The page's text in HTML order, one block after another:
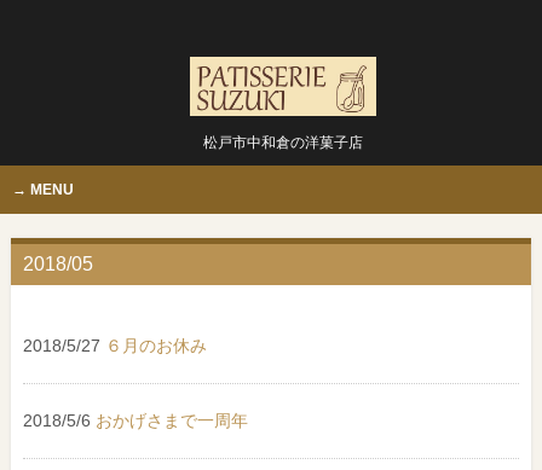
松戸市中和倉の洋菓子店
MENU
2018/05
2018/5/27 ６月のお休み
2018/5/6 おかげさまで一周年